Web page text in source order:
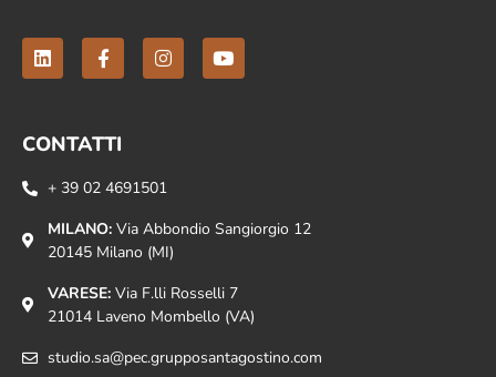
CONTATTI
+ 39 02 4691501
MILANO:Via Abbondio Sangiorgio 12
20145 Milano (MI)
VARESE:Via F.lli Rosselli 7
21014 Laveno Mombello (VA)
studio.sa@pec.grupposantagostino.com